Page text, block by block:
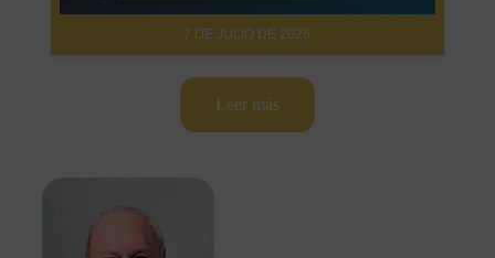
7 DE JULIO DE 2026
Leer más